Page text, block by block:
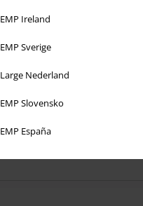
EMP Ireland
EMP Sverige
Large Nederland
EMP Slovensko
EMP España